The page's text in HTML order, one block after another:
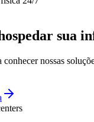
sua
nossas